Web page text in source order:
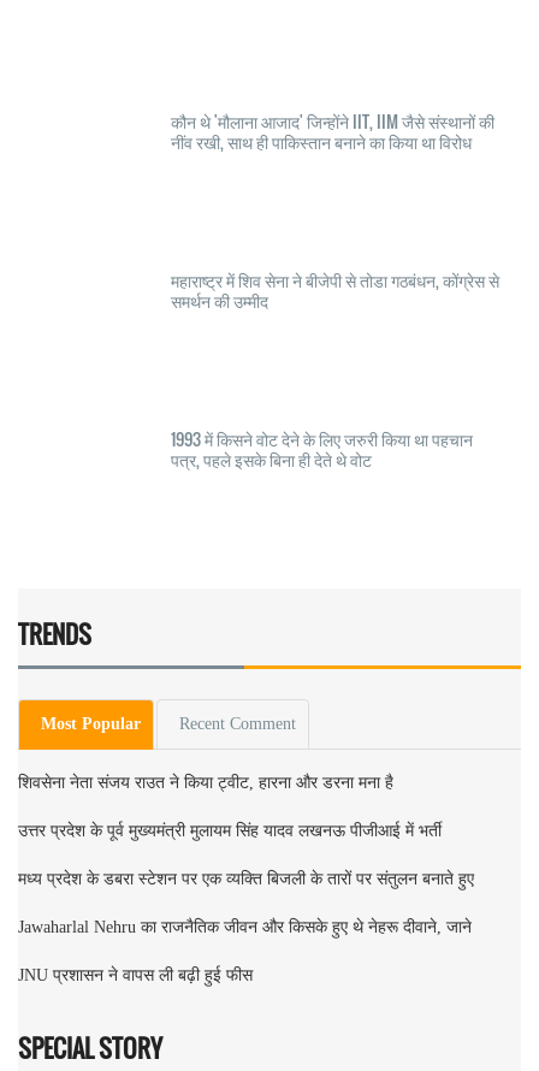
कौन थे 'मौलाना आजाद' जिन्होंने IIT, IIM जैसे संस्थानों की
नींव रखी, साथ ही पाकिस्तान बनाने का किया था विरोध
महाराष्ट्र में शिव सेना ने बीजेपी से तोडा गठबंधन, कोंग्रेस से
समर्थन की उम्मीद
1993 में किसने वोट देने के लिए जरुरी किया था पहचान
पत्र, पहले इसके बिना ही देते थे वोट
TRENDS
Most Popular Recent Comment
शिवसेना नेता संजय राउत ने किया ट्वीट, हारना और डरना मना है
उत्तर प्रदेश के पूर्व मुख्यमंत्री मुलायम सिंह यादव लखनऊ पीजीआई में भर्ती
मध्य प्रदेश के डबरा स्टेशन पर एक व्यक्ति बिजली के तारों पर संतुलन बनाते हुए
Jawaharlal Nehru का राजनैतिक जीवन और किसके हुए थे नेहरू दीवाने, जाने
JNU प्रशासन ने वापस ली बढ़ी हुई फीस
SPECIAL STORY